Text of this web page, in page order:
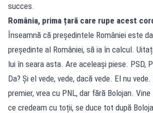
succes.
România, prima țară care rupe acest
Înseamnă că președintele României este
președinte al României, să ia în calcul.
lui în seara asta. Are aceleași piese. PSD,
Da? Și el vede, vede, dacă vede. El nu
premier, vrea cu PNL, dar fără Bolojan.
ce credeam cu toții, se duce tot după